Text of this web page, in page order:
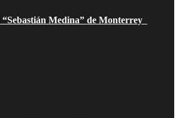
Medina” de Monterrey